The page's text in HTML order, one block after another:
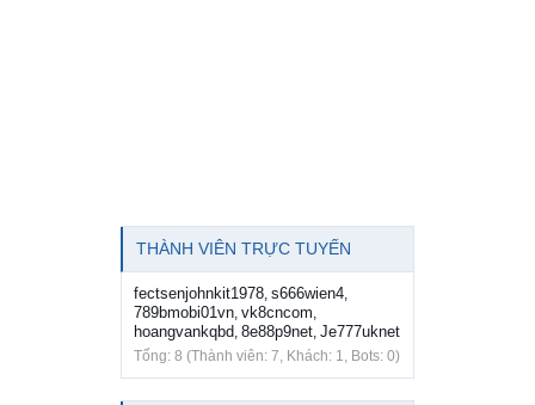
THÀNH VIÊN TRỰC TUYẾN
fectsenjohnkit1978 s666wien4
789bmobi01vn vk8cncom
hoangvankqbd 8e88p9net Je777uknet
Tổng: 8 (Thành viên: 7, Khách: 1, Bots: 0)